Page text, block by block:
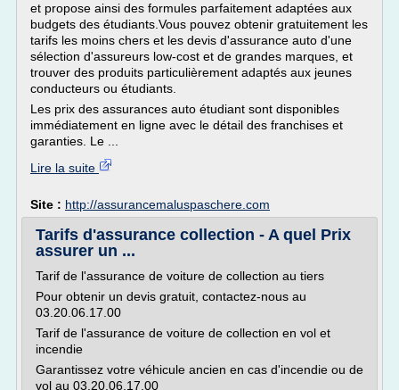
et propose ainsi des formules parfaitement adaptées aux
budgets des étudiants.Vous pouvez obtenir gratuitement les
tarifs les moins chers et les devis d'assurance auto d'une
sélection d'assureurs low-cost et de grandes marques, et
trouver des produits particulièrement adaptés aux jeunes
conducteurs ou étudiants.
Les prix des assurances auto étudiant sont disponibles
immédiatement en ligne avec le détail des franchises et
garanties. Le ...
Lire la suite
Site : http://assurancemaluspaschere.com
Tarifs d'assurance collection - A quel Prix
assurer un ...
Tarif de l'assurance de voiture de collection au tiers
Pour obtenir un devis gratuit, contactez-nous au
03.20.06.17.00
Tarif de l'assurance de voiture de collection en vol et
incendie
Garantissez votre véhicule ancien en cas d'incendie ou de
vol au 03.20.06.17.00